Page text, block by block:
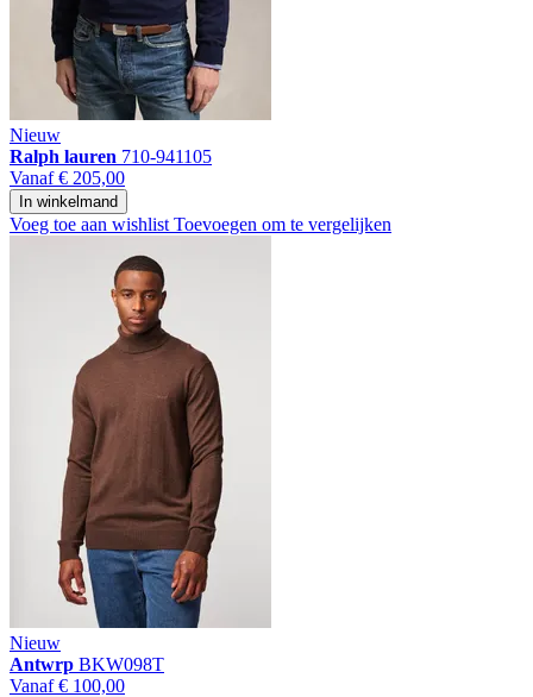
Nieuw
Ralph lauren 710-941105
Vanaf € 205,00
In winkelmand
Voeg toe aan wishlist Toevoegen om te vergelijken
Nieuw
Antwrp BKW098T
Vanaf € 100,00